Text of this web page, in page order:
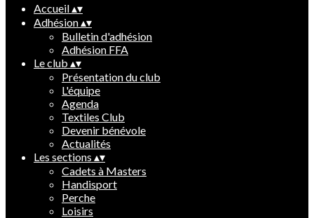
Accueil▴▾
Adhésion▴▾
Bulletin d'adhésion
Adhésion FFA
Le club ▴▾
Présentation du club
L'équipe
Agenda
Textiles Club
Devenir bénévole
Actualités
Les sections ▴▾
Cadets à Masters
Handisport
Perche
Loisirs